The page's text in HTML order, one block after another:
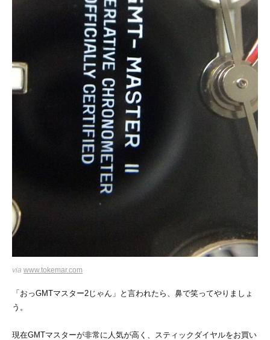
via www.tokemar.com
「おっGMTマスター2じゃん」と言われたら、鼻で笑ってやりましょ
う。
現在GMTマスターが非常に人気が高く、スティックダイヤルをお買い